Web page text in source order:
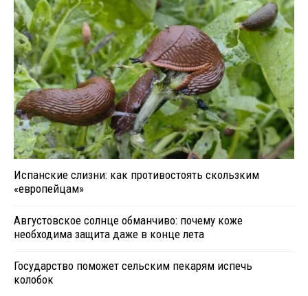
Испанские слизни: как противостоять скользким
«европейцам»
Августовское солнце обманчиво: почему коже
необходима защита даже в конце лета
Государство поможет сельским пекарям испечь
колобок